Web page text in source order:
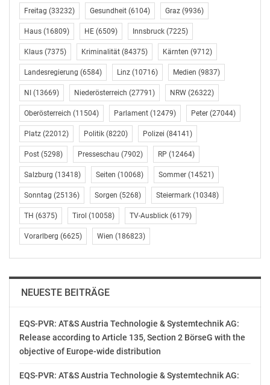
im deutschsprachigen Raum.
DIE NÄCHSTE MISSION: NEXT MISSION
Die Leitfrage aller Aktivitäten bleibt: Welche
Möglichkeiten bieten sich wo in den Medien, um
Menschen einen einfachen Informationszugang zu Gott
zu eröffnen, also was ist die nächste Mission, NEXT
MISSION? Neben dem Fernsehsender und den
Internetangeboten gehören die regelmäßigen großen
Plakatkampagnen zu den Maßnahmen, welche die Bibel
TV Stiftung gemeinnützige GmbH am Dienst für die
Kirchen und die christliche Sache zusammen mit
Zehntausenden von Unterstützerinnen und
Unterstützer organisiert. Durch die Plakatkampagne
„DIE ERINNERUNG an Gott 2026“ mit über 40.000
Großflächenplakaten wird im Schnitt jeder Mensch im
SOLIDE WIRTSCHAFTLICHE BASIS
Auch wenn das Spendenvolumen mit einem leichten
Minus von – 0,59 % gegenüber dem Vorjahr stagniert,
kann Bibel TV dem allgemeinem Trend zu rückläufigen
Spenden standhalten: Die Spenderinnen und Spender
Freitag (33232) Gesundheit (6104) Graz (9936)
Haus (16809) HE (6509) Innsbruck (7225)
Klaus (7375) Kriminalität (84375) Kärnten (9712)
Landesregierung (6584) Linz (10716) Medien (9837)
NI (13669) Niederösterreich (27791) NRW (26322)
Oberösterreich (11504) Parlament (12479) Peter (27044)
Platz (22012) Politik (8220) Polizei (84141)
Post (5298) Presseschau (7902) RP (12464)
Salzburg (13418) Seiten (10068) Sommer (14521)
Sonntag (25136) Sorgen (5268) Steiermark (10348)
TH (6375) Tirol (10058) TV-Ausblick (6179)
Vorarlberg (6625) Wien (186823)
NEUESTE BEITRÄGE
EQS-PVR: AT&S Austria Technologie & Systemtechnik AG:
Release according to Article 135, Section 2 BörseG with the
objective of Europe-wide distribution
EQS-PVR: AT&S Austria Technologie & Systemtechnik AG: